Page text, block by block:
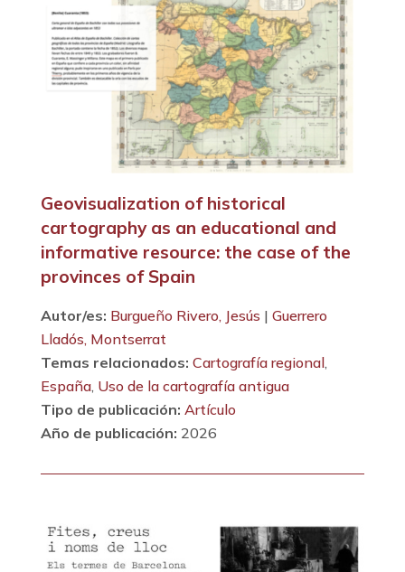
Geovisualization of historical
cartography as an educational and
informative resource: the case of the
provinces of Spain
Autor/es: Burgueño Rivero, Jesús | Guerrero
Lladós, Montserrat
Temas relacionados: Cartografía regional,
España, Uso de la cartografía antigua
Tipo de publicación: Artículo
Año de publicación: 2026